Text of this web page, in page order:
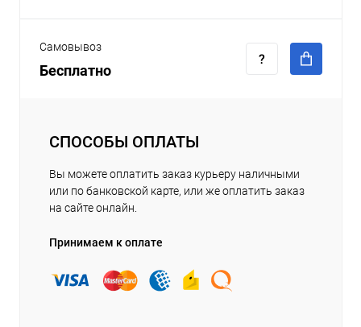
Самовывоз
Бесплатно
СПОСОБЫ ОПЛАТЫ
Вы можете оплатить заказ курьеру наличными
или по банковской карте, или же оплатить заказ
на сайте онлайн.
Принимаем к оплате